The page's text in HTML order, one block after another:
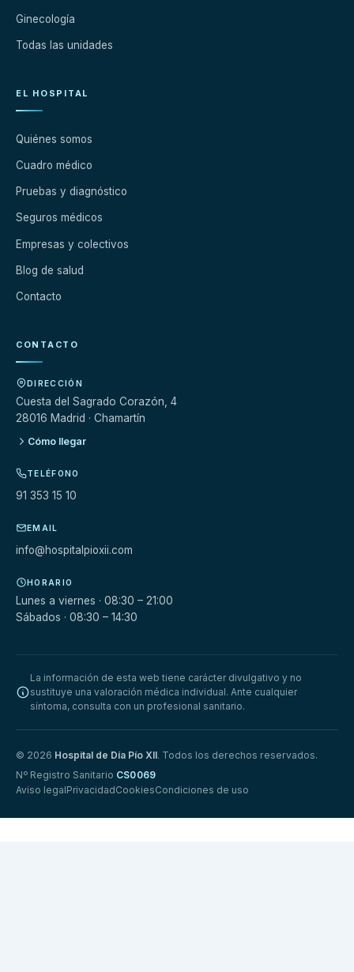
Ginecología
Todas las unidades
EL HOSPITAL
Quiénes somos
Cuadro médico
Pruebas y diagnóstico
Seguros médicos
Empresas y colectivos
Blog de salud
Contacto
CONTACTO
DIRECCIÓN
Cuesta del Sagrado Corazón, 4
28016 Madrid · Chamartín
Cómo llegar
TELÉFONO
91 353 15 10
EMAIL
info@hospitalpioxii.com
HORARIO
Lunes a viernes · 08:30 – 21:00
Sábados · 08:30 – 14:30
La información de esta web tiene carácter divulgativo y no
sustituye una valoración médica individual. Ante cualquier
síntoma, consulta con un profesional sanitario.
© 2026 Hospital de Día Pío XII. Todos los derechos reservados.
Nº Registro Sanitario CS0069
Aviso legalPrivacidadCookiesCondiciones de uso